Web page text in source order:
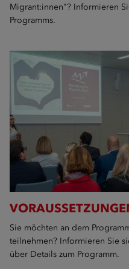
Migrant:innen"? Informieren
Programms.
Sie möchten an dem
teilnehmen? Informieren Sie
über Details zum Programm.